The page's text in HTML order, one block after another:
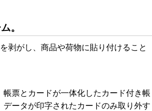
。
剥がし、商品や荷物に貼り付けること
帳票とカードが一体化したカード付き帳
データが印字されたカードのみ取り外す